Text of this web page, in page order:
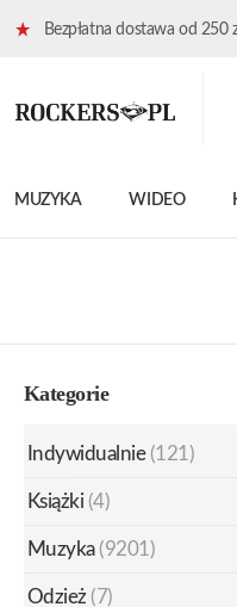
Bezpłatna dostawa od 250
MUZYKA WIDEO
Kategorie
Indywidualnie (121)
Książki (4)
Muzyka (9201)
Odzież (7)